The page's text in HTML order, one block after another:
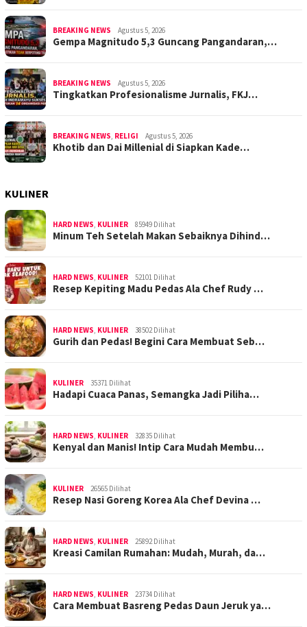
BREAKING NEWS Agustus 5, 2026
Gempa Magnitudo 5,3 Guncang Pangandaran,…
BREAKING NEWS Agustus 5, 2026
Tingkatkan Profesionalisme Jurnalis, FKJ…
BREAKING NEWS, RELIGI Agustus 5, 2026
Khotib dan Dai Millenial di Siapkan Kade…
KULINER
HARD NEWS, KULINER 85949 Dilihat
Minum Teh Setelah Makan Sebaiknya Dihind…
HARD NEWS, KULINER 52101 Dilihat
Resep Kepiting Madu Pedas Ala Chef Rudy …
HARD NEWS, KULINER 38502 Dilihat
Gurih dan Pedas! Begini Cara Membuat Seb…
KULINER 35371 Dilihat
Hadapi Cuaca Panas, Semangka Jadi Piliha…
HARD NEWS, KULINER 32835 Dilihat
Kenyal dan Manis! Intip Cara Mudah Membu…
KULINER 26565 Dilihat
Resep Nasi Goreng Korea Ala Chef Devina …
HARD NEWS, KULINER 25892 Dilihat
Kreasi Camilan Rumahan: Mudah, Murah, da…
HARD NEWS, KULINER 23734 Dilihat
Cara Membuat Basreng Pedas Daun Jeruk ya…